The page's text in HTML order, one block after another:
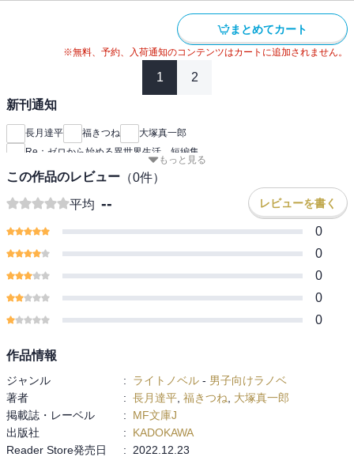
まとめてカート
※無料、予約、入荷通知のコンテンツはカートに追加されません。
1 2
新刊通知
長月達平 福きつね
大塚真一郎
Re：ゼロから始める異世界生活 短編集
もっと見る
この作品のレビュー （0件）
平均 -- レビューを書く
0
0
0
0
0
作品情報
ジャンル : ライトノベル - 男子向けラノベ
著者
: 長月達平 福きつね
大塚真一郎
掲載誌・レーベル
:
MF文庫J
出版社
:
KADOKAWA
Reader Store発売日
:
2022.12.23